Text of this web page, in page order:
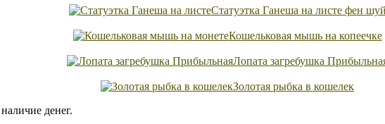
Статуэтка Ганеша на листе фен
Кошельковая мышь на копеечке
Лопата загребушка
Золотая рыбка в кошелек
денег.